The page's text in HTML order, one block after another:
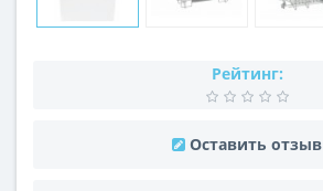
Рейтинг:
Оставить отзыв